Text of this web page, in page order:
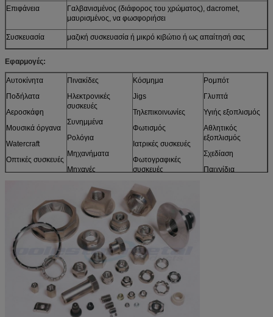
Επιφάνεια
Γαλβανισμένος (διάφορος του χρώματος), dacromet,
μαυρισμένος, να φωσφοριήσει
Συσκευασία μαζική συσκευασία ή μικρό κιβώτιο ή ως απαίτησή σας
Εφαρμογές:
Αυτοκίνητα
Ποδήλατα
Αεροσκάφη
Μουσικά όργανα
Watercraft
Οπτικές συσκευές
Αισθητήρες
Πινακίδες
Ηλεκτρονικές
συσκευές
Συνημμένα
Ρολόγια
Μηχανήματα
Μηχανές
Έπιπλα
Κόσμημα
Jigs
Τηλεπικοινωνίες
Φωτισμός
Ιατρικές συσκευές
Φωτογραφικές
συσκευές
Ρομπότ
Γλυπτά
Υγιής εξοπλισμός
Αθλητικός
εξοπλισμός
Σχεδίαση
Παιχνίδια